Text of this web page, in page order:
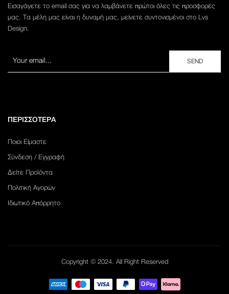
Εισαγάγετε το email σας για να λαμβάνετε πρώτοι όλες τις προσφορές
μας. Τα μέλη μας είναι η δυναμή μας, μείνετε συντονισμένοι στο Lvs
Design.
ΠΕΡΙΣΣΟΤΕΡΑ
Ποιοι Είμαστε
Σύνδεση / Εγγραφή
Δείτε Προϊόντα
Πολιτική Αγορών
Ιδιωτικό Απόρρητο
Copyright © 2024. All Right Reserved